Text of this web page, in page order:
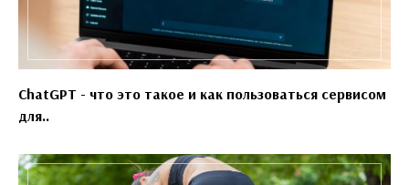
ChatGPT - что это такое и как пользоваться сервисом
для..